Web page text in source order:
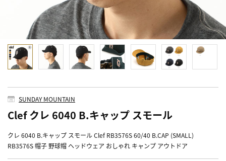
SUNDAY MOUNTAIN
Clef クレ 6040 B.キャップ スモール
クレ 6040 B.キャップ スモール Clef RB3576S 60/40 B.CAP (SMALL)
RB3576S 帽子 野球帽 ヘッドウェア おしゃれ キャンプ アウトドア